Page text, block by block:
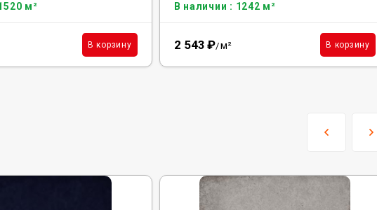
м²
В корзину
В наличии : 1242 м²
2 543 ₽/м² В корзину